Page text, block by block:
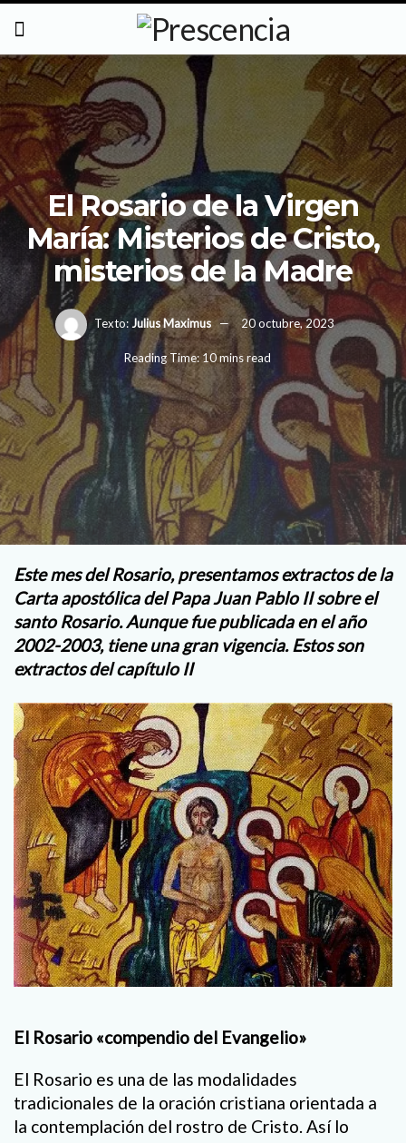
El Rosario de la Virgen
María: Misterios de Cristo,
misterios de la Madre
Texto: Julius Maximus 20 octubre, 2023
Reading Time: 10 mins read
Este mes del Rosario, presentamos extractos de la
Carta apostólica del Papa Juan Pablo II sobre el
santo Rosario. Aunque fue publicada en el año
2002-2003, tiene una gran vigencia. Estos son
extractos del capítulo II
El Rosario «compendio del Evangelio»
El Rosario es una de las modalidades
tradicionales de la oración cristiana orientada a
la contemplación del rostro de Cristo. Así lo